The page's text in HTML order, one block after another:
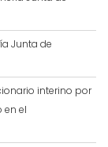
Junta de
interino por
en el